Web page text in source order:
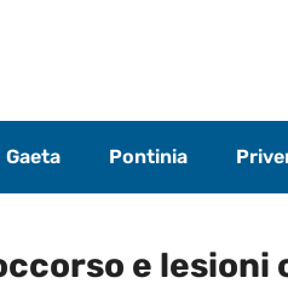
Gaeta Pontinia
e lesioni